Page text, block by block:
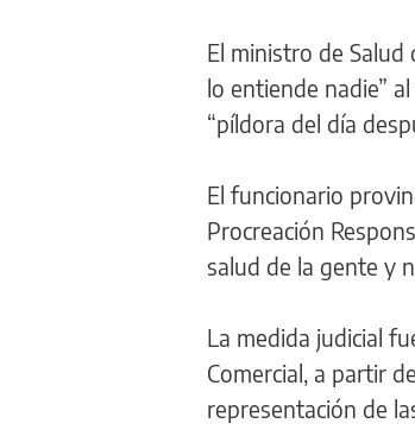
El ministro de Salud
lo entiende nadie”
“píldora del día
El funcionario
Procreación
salud de la gente y
La medida judicial
Comercial, a partir
representación de